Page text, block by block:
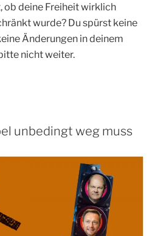
ob deine Freiheit wirklich
wurde? Du spürst keine
Änderungen in deinem
nicht weiter.
unbedingt weg muss